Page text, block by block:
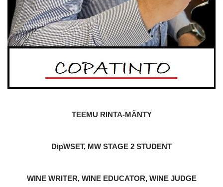
TEEMU RINTA-MÄNTY
DipWSET, MW STAGE 2 STUDENT
WINE WRITER, WINE EDUCATOR, WINE JUDGE